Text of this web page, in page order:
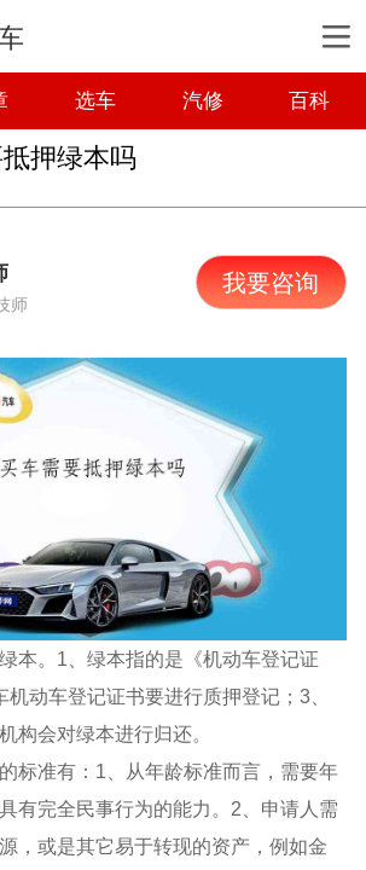
选车 汽修 百科
押绿本吗
师
我要咨询
本。1、绿本指的是《机动车登记证
动车登记证书要进行质押登记；3、
构会对绿本进行归还。
标准有：1、从年龄标准而言，需要年
有完全民事行为的能力。2、申请人需
，或是其它易于转现的资产，例如金